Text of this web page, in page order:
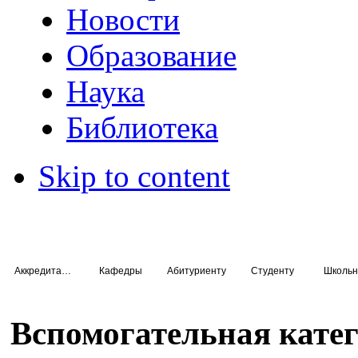
Новости
Образование
Наука
Библиотека
Skip to content
Кафедры Абитуриенту Студенту
Вспомогательная